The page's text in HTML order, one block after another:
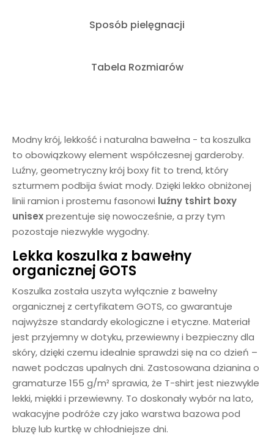
Sposób pielęgnacji
Tabela Rozmiarów
Modny krój, lekkość i naturalna bawełna - ta koszulka
to obowiązkowy element współczesnej garderoby.
Luźny, geometryczny krój boxy fit to trend, który
szturmem podbija świat mody. Dzięki lekko obniżonej
linii ramion i prostemu fasonowi luźny tshirt boxy
unisexprezentuje się nowocześnie, a przy tym
pozostaje niezwykle wygodny.
Lekka koszulka z bawełny
organicznej GOTS
Koszulka została uszyta wyłącznie z bawełny
organicznej z certyfikatem GOTS, co gwarantuje
najwyższe standardy ekologiczne i etyczne. Materiał
jest przyjemny w dotyku, przewiewny i bezpieczny dla
skóry, dzięki czemu idealnie sprawdzi się na co dzień –
nawet podczas upalnych dni. Zastosowana dzianina o
gramaturze 155 g/m² sprawia, że T-shirt jest niezwykle
lekki, miękki i przewiewny. To doskonały wybór na lato,
wakacyjne podróże czy jako warstwa bazowa pod
bluzę lub kurtkę w chłodniejsze dni.